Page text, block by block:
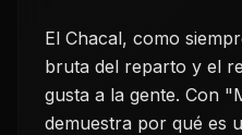
El Chacal, como
bruta del reparto y el
gusta a la gente. Con
demuestra por qué es